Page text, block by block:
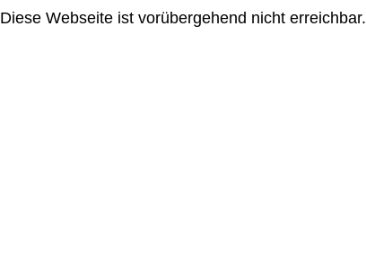
Diese Webseite ist vorübergehend nicht erreichbar.